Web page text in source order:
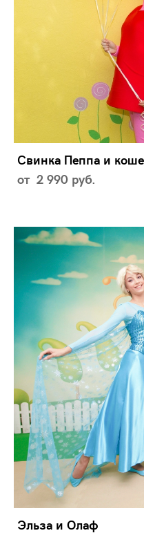
Свинка Пеппа и
от 2 990 pуб.
Эльза и Олаф